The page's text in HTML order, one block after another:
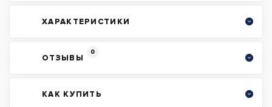
ХАРАКТЕРИСТИКИ
ОТЗЫВЫ
0
КАК КУПИТЬ